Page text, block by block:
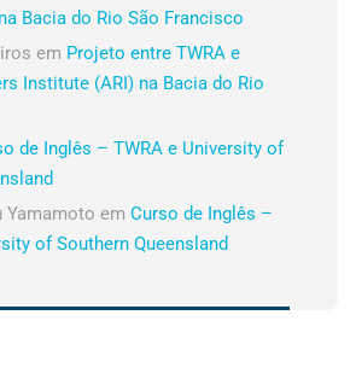
Bacia do Rio São Francisco
em Projeto entre TWRA e
Institute (ARI) na Bacia do Rio
de Inglês – TWRA e University of
Yamamoto em Curso de Inglês –
of Southern Queensland